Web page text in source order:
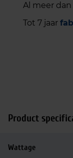
Al meer dan
Tot 7 jaar
Product
Wattage